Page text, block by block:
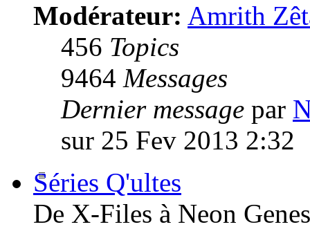
Modérateur: Amrith
456 Topics
9464 Messages
Dernier message par
sur 25 Fev 2013 2:32
Séries Q'ultes
De X-Files à Neon